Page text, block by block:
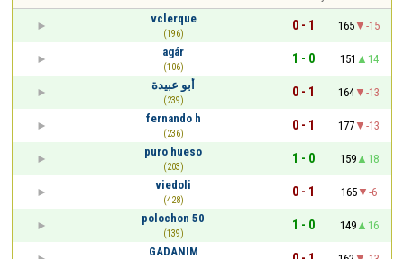
vclerque
(196)
0 - 1 165
-15
agár
(106)
1 - 0 151
14
أبو عبيدة
(239)
0 - 1 164
-13
fernando h
(236)
0 - 1 177
-13
puro hueso
(203)
1 - 0 159
18
viedoli
(428)
0 - 1 165
-6
polochon 50
(139)
1 - 0 149
16
GADANIM